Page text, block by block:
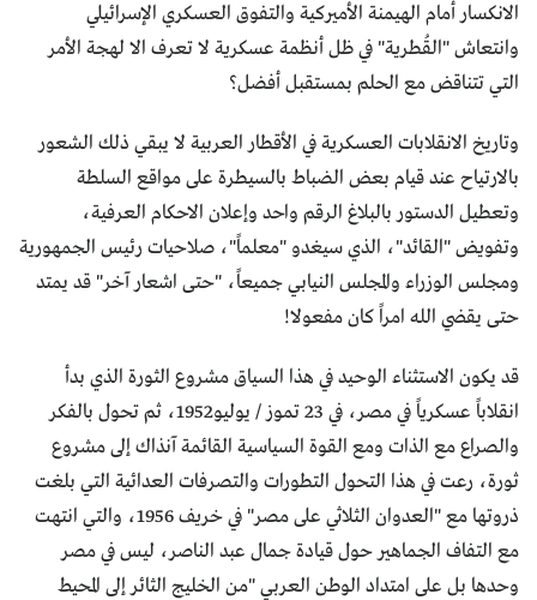
الانكسار أمام الهيمنة الأميركية والتفوق العسكري الإسرائيلي
وانتعاش "القُطرية" في ظل أنظمة عسكرية لا تعرف الا لهجة الأمر
التي تتناقض مع الحلم بمستقبل أفضل؟
وتاريخ الانقلابات العسكرية في الأقطار العربية لا يبقي ذلك الشعور
بالارتياح عند قيام بعض الضباط بالسيطرة على مواقع السلطة
وتعطيل الدستور بالبلاغ الرقم واحد وإعلان الاحكام العرفية،
وتفويض "القائد"، الذي سيغدو "معلماً"، صلاحيات رئيس الجمهورية
ومجلس الوزراء والمجلس النيابي جميعاً، "حتى اشعار آخر" قد يمتد
حتى يقضي الله امراً كان مفعولا!
قد يكون الاستثناء الوحيد في هذا السياق مشروع الثورة الذي بدأ
انقلاباً عسكرياً في مصر، في 23 تموز / يوليو1952، ثم تحول بالفكر
والصراع مع الذات ومع القوة السياسية القائمة آنذاك إلى مشروع
ثورة، رعت في هذا التحول التطورات والتصرفات العدائية التي بلغت
ذروتها مع "العدوان الثلاثي على مصر" في خريف 1956، والتي انتهت
مع التفاف الجماهير حول قيادة جمال عبد الناصر، ليس في مصر
وحدها بل على امتداد الوطن العربي "من الخليج الثائر إلى المحيط